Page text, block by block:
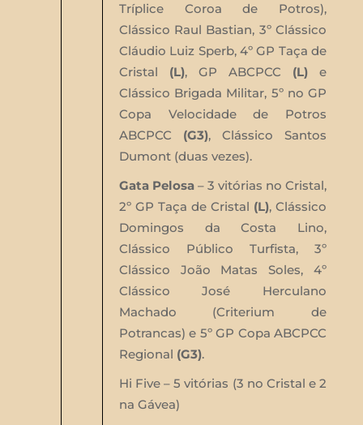
Tríplice Coroa de Potros),
Clássico Raul Bastian, 3º Clássico
Cláudio Luiz Sperb, 4º GP Taça de
Cristal (L), GP ABCPCC (L) e
Clássico Brigada Militar, 5º no GP
Copa Velocidade de Potros
ABCPCC (G3), Clássico Santos
Dumont (duas vezes).
Gata Pelosa– 3 vitórias no Cristal,
2º GP Taça de Cristal (L), Clássico
Domingos da Costa Lino,
Clássico Público Turfista, 3º
Clássico João Matas Soles, 4º
Clássico José Herculano
Machado (Criterium de
Potrancas) e 5º GP Copa ABCPCC
Regional (G3).
Hi Five – 5 vitórias (3 no Cristal e 2
na Gávea)